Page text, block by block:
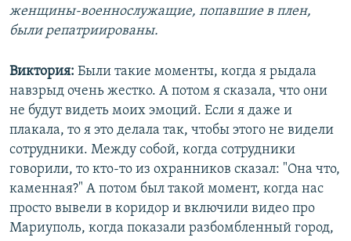
женщины-военнослужащие, попавшие в плен,
были репатриированы.
Виктория: Были такие моменты, когда я рыдала
навзрыд очень жестко. А потом я сказала, что они
не будут видеть моих эмоций. Если я даже и
плакала, то я это делала так, чтобы этого не видели
сотрудники. Между собой, когда сотрудники
говорили, то кто-то из охранников сказал: "Она что,
каменная?" А потом был такой момент, когда нас
просто вывели в коридор и включили видео про
Мариуполь, когда показали разбомбленный город,